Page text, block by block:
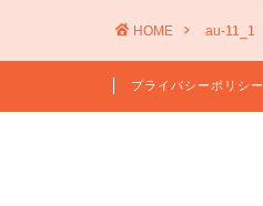
HOME au-11_1
プライバシーポリシー